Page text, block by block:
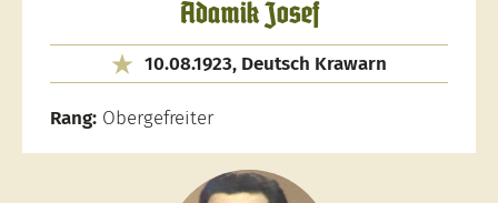
Adamik Josef
10.08.1923, Deutsch Krawarn
Rang: Obergefreiter